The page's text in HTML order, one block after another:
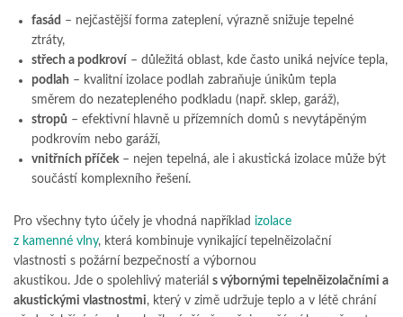
fasád – nejčastější forma zateplení, výrazně snižuje tepelné
ztráty,
střech a podkroví – důležitá oblast, kde často uniká nejvíce tepla,
podlah – kvalitní izolace podlah zabraňuje únikům tepla
směrem do nezatepleného podkladu (např. sklep, garáž),
stropů – efektivní hlavně u přízemních domů s nevytápěným
podkrovím nebo garáží,
vnitřních příček– nejen tepelná, ale i akustická izolace může být
součástí komplexního řešení.
Pro všechny tyto účely je vhodná například izolace
z kamenné vlny, která kombinuje vynikající tepelněizolační
vlastnosti s požární bezpečností a výbornou
akustikou. Jde o spolehlivý materiál s výbornými tepelněizolačními a
akustickými vlastnostmi, který v zimě udržuje teplo a v létě chrání